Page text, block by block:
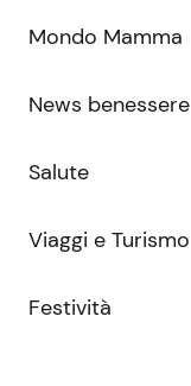
Mondo Mamma
News benessere
Salute
Viaggi e Turismo
Festività